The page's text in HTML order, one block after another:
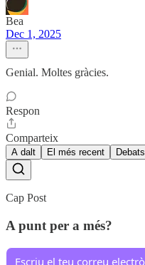
Bea
Dec 1, 2025
Genial. Moltes gràcies.
Respon
Comparteix
A dalt El més recent Debats
Cap Post
A punt per a més?